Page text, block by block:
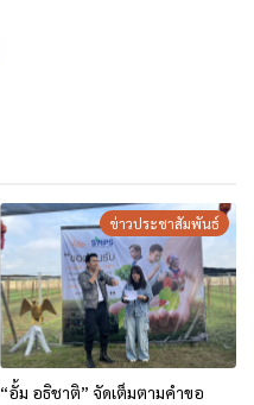
ข่าวประชาสัมพันธ์
“อั้ม อธิชาติ” จัดเต็มตามคำขอ